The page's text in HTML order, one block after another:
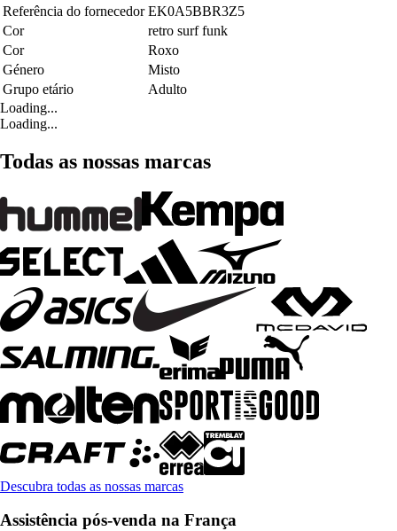
Referência do fornecedor EK0A5BBR3Z5
Cor
retro surf funk
Cor
Roxo
Género
Misto
Grupo etário
Adulto
Loading...
Loading...
Todas as nossas marcas
Descubra todas as nossas marcas
Assistência pós-venda na França